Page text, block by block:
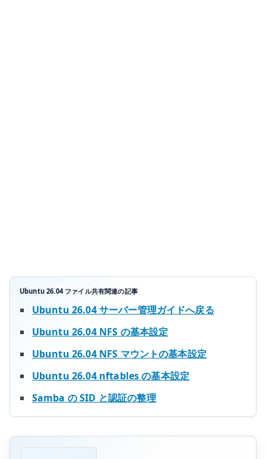
有
Ubuntu 26.04 ファイル共有関連の記事
Ubuntu 26.04 サーバー管理ガイドへ戻る
Ubuntu 26.04 NFS の基本設定
Ubuntu 26.04 NFS マウントの基本設定
Ubuntu 26.04 nftables の基本設定
Samba の SID と認証の整理